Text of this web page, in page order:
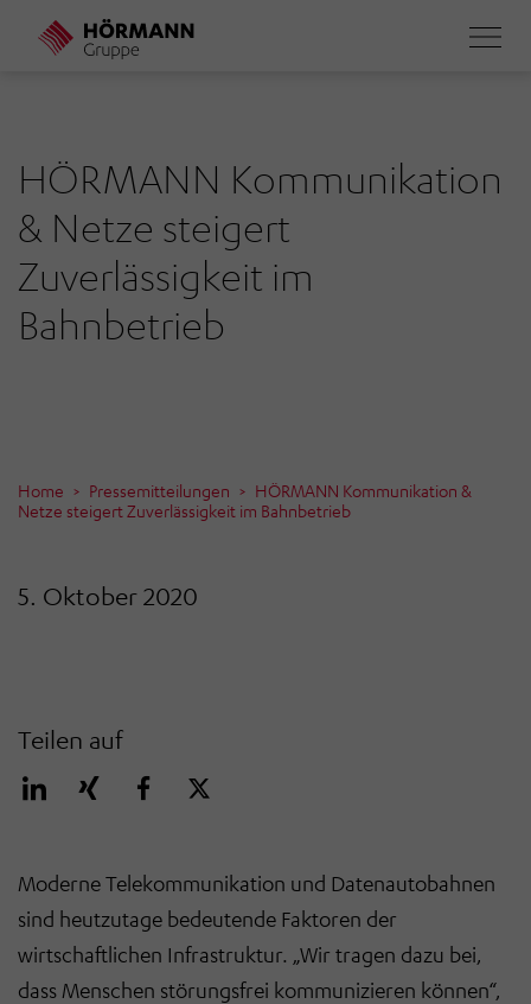
Direkt
HÖRMANN Kommunikation
& Netze steigert
Zuverlässigkeit im
Bahnbetrieb
Home Pressemitteilungen
HÖRMANN Kommunikation &
Netze steigert Zuverlässigkeit im Bahnbetrieb
5. Oktober 2020
Teilen auf
Moderne Telekommunikation und Datenautobahnen
sind heutzutage bedeutende Faktoren der
wirtschaftlichen Infrastruktur. „Wir tragen dazu bei,
dass Menschen störungsfrei kommunizieren können“,